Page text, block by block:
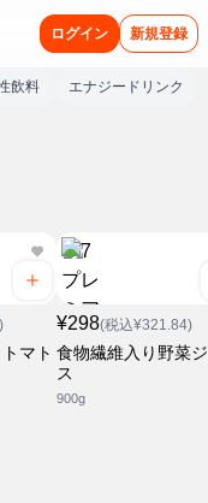
ログイン 新規登録
性飲料 エナジードリンク
マト
¥298(税込¥321.84)
食物繊維入り野菜
ス
900g